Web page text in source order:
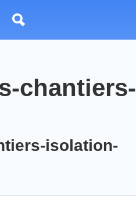
chantiers-
isolation-